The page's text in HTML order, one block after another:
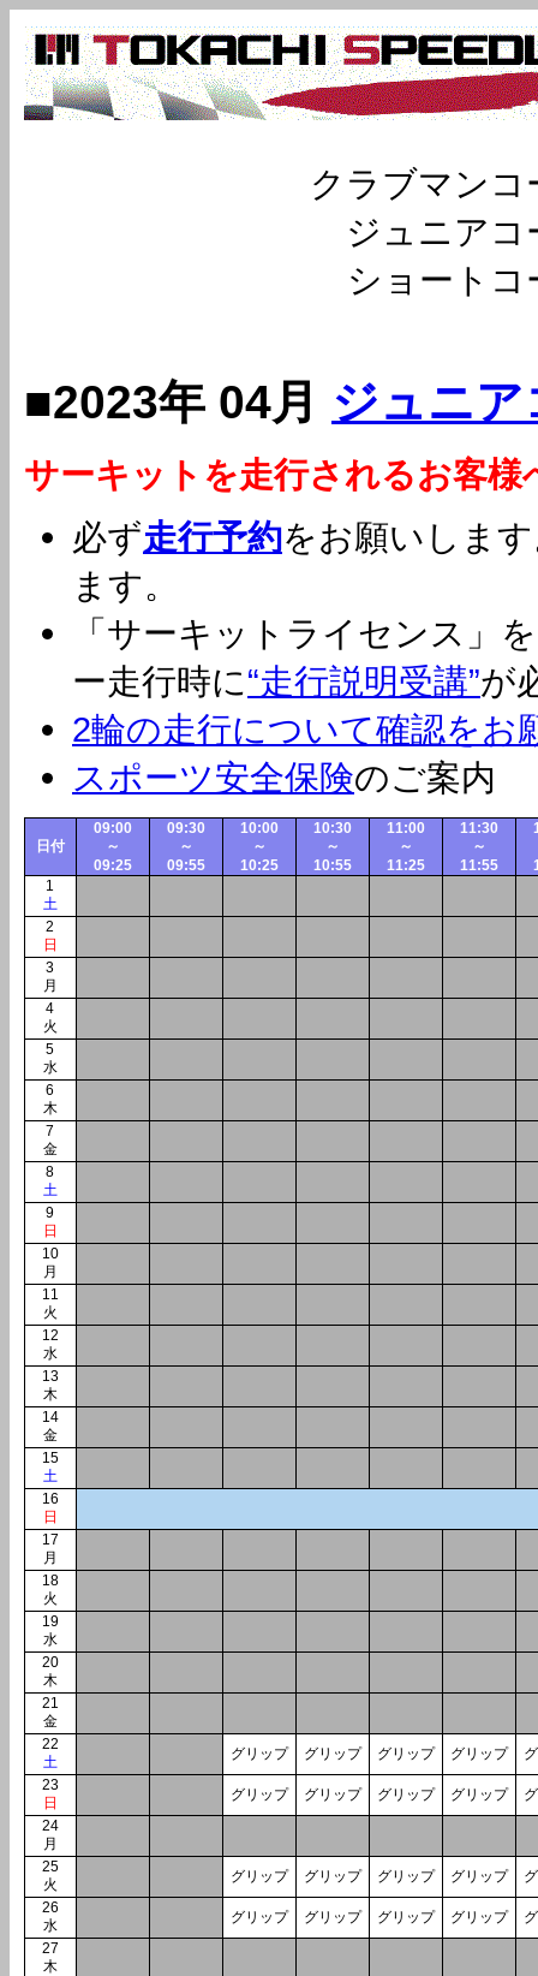
クラブマン
ジュニア
ショート
■2023年 04月 ジュニア
サーキットを走行されるお客様
必ず走行予約をお願いしま
ます。
「サーキットライセンス」
ー走行時に“走行説明受講”が
2輪の走行について確認をお
スポーツ安全保険のご案内
日付
09:00
～
09:25
09:30
～
09:55
10:00
～
10:25
10:30
～
10:55
11:00
～
11:25
11:30
～
11:55
1
土
2
日
3
月
4
火
5
水
6
木
7
金
8
土
9
日
10
月
11
火
12
水
13
木
14
金
15
土
16
日
17
月
18
火
19
水
20
木
21
金
22
土
グリップ グリップ グリップ グリップ
23
日
グリップ グリップ グリップ グリップ
24
月
25
火
グリップ グリップ グリップ グリップ
26
水
グリップ グリップ グリップ グリップ
27
木